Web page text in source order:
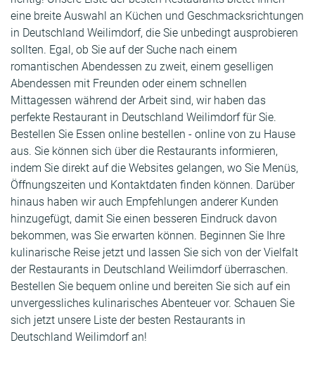
eine breite Auswahl an Küchen und Geschmacksrichtungen
in Deutschland Weilimdorf, die Sie unbedingt ausprobieren
sollten. Egal, ob Sie auf der Suche nach einem
romantischen Abendessen zu zweit, einem geselligen
Abendessen mit Freunden oder einem schnellen
Mittagessen während der Arbeit sind, wir haben das
perfekte Restaurant in Deutschland Weilimdorf für Sie.
Bestellen Sie Essen online bestellen - online von zu Hause
aus. Sie können sich über die Restaurants informieren,
indem Sie direkt auf die Websites gelangen, wo Sie Menüs,
Öffnungszeiten und Kontaktdaten finden können. Darüber
hinaus haben wir auch Empfehlungen anderer Kunden
hinzugefügt, damit Sie einen besseren Eindruck davon
bekommen, was Sie erwarten können. Beginnen Sie Ihre
kulinarische Reise jetzt und lassen Sie sich von der Vielfalt
der Restaurants in Deutschland Weilimdorf überraschen.
Bestellen Sie bequem online und bereiten Sie sich auf ein
unvergessliches kulinarisches Abenteuer vor. Schauen Sie
sich jetzt unsere Liste der besten Restaurants in
Deutschland Weilimdorf an!